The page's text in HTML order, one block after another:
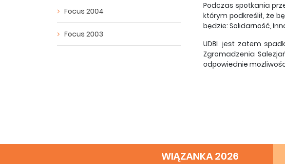
Focus 2004
Focus 2003
Podczas spotkania
którym podkreślił, że
będzie: Solidarność,
UDBL jest zatem
Zgromadzenia
odpowiednie
WIĄZANKA 2026